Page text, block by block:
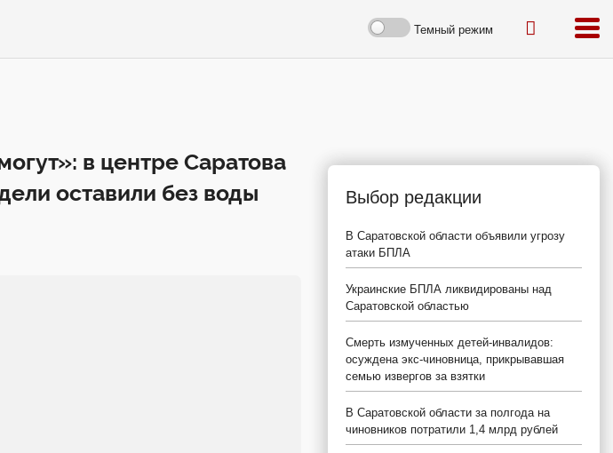
Темный режим
в центре Саратова
оставили без воды
Выбор редакции
В Саратовской области объявили угрозу
атаки БПЛА
Украинские БПЛА ликвидированы над
Саратовской областью
Смерть измученных детей-инвалидов:
осуждена экс-чиновница, прикрывавшая
семью извергов за взятки
В Саратовской области за полгода на
чиновников потратили 1,4 млрд рублей